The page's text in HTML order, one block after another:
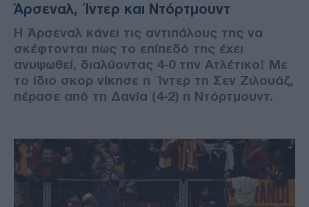
Άρσεναλ, Ίντερ και Ντόρτμουντ
Η Άρσεναλ κάνει τις αντιπάλους της να
σκέφτονται πως το επίπεδό της έχει
ανυψωθεί, διαλύοντας 4-0 την Ατλέτικο! Με
το ίδιο σκορ νίκησε η Ίντερ τη Σεν Ζιλουάζ,
πέρασε από τη Δανία (4-2) η Ντόρτμουντ.